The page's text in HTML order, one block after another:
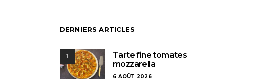
DERNIERS ARTICLES
1
Tarte fine tomates
mozzarella
6 AOÛT 2026